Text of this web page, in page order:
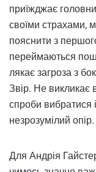
приїжджає
своїми страхами,
пояснити з
переймаються
лякає загроза з
Звір. Не викликає
спроби вибратися
незрозумілий опір.
Для Андрія